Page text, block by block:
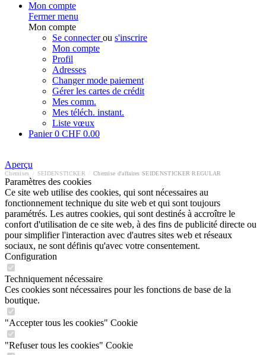
Mon compte
Fermer menu
Mon compte
Se connecterou s'inscrire
Mon compte
Profil
Adresses
Changer mode paiement
Gérer les cartes de crédit
Mes comm.
Mes téléch. instant.
Liste vœux
Panier0 CHF 0.00
Aperçu
Chemises SEIDENSTICKER Chemise d'affaires SEIDENSTICKER REGULAR
Paramètres des cookies
Ce site web utilise des cookies, qui sont nécessaires au
fonctionnement technique du site web et qui sont toujours
paramétrés. Les autres cookies, qui sont destinés à accroître le
confort d'utilisation de ce site web, à des fins de publicité directe ou
pour simplifier l'interaction avec d'autres sites web et réseaux
sociaux, ne sont définis qu'avec votre consentement.
Configuration
Techniquement nécessaire
Ces cookies sont nécessaires pour les fonctions de base de la
boutique.
"Accepter tous les cookies" Cookie
"Refuser tous les cookies" Cookie